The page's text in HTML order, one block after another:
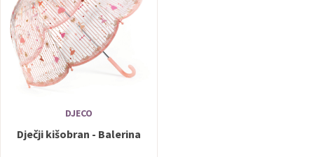
DJECO
Dječji kišobran - Balerina